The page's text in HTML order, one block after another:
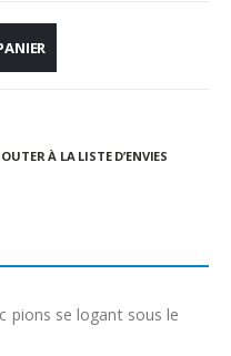
À LA LISTE D’ENVIES
pions se logant sous le